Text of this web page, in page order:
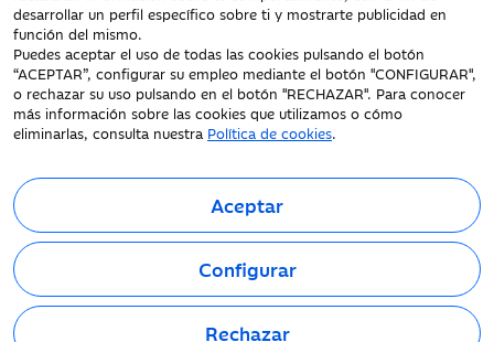
desarrollar un perfil específico sobre ti y mostrarte publicidad en
función del mismo.
Puedes aceptar el uso de todas las cookies pulsando el botón
“ACEPTAR”, configurar su empleo mediante el botón "CONFIGURAR",
o rechazar su uso pulsando en el botón "RECHAZAR". Para conocer
más información sobre las cookies que utilizamos o cómo
eliminarlas, consulta nuestra Política de cookies.
Aceptar
Configurar
Rechazar
Política de cookies
Declaración de
accesibilidad
Fecha de Edición: 06/08/2026
©Ibercaja Banco, S.A. - IBERCAJA - NIF. A-99319030 R.M. de
Zaragoza (T.3865. F.1. H.Z.-52186, Inscripc.1º).
Entidad de Crédito inscrita en el Registro Especial del Banco de
España con el código 2085.
Domicilio social: Plaza de Basilio Paraíso, 2. 50008-Zaragoza.